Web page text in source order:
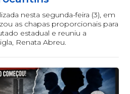
nesta segunda-feira (3), em
as chapas proporcionais para
estadual e reuniu a
Renata Abreu.